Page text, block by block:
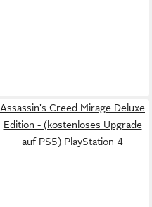
Assassin's Creed Mirage Deluxe
Edition - (kostenloses Upgrade
auf PS5) PlayStation 4